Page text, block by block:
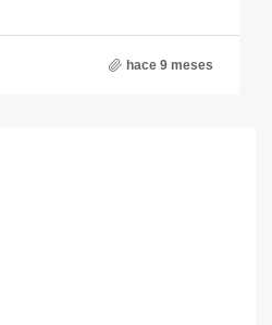
hace 9 meses